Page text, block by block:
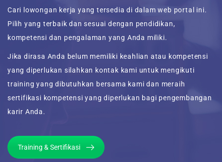
Cari lowongan kerja yang tersedia di dalam web portal ini.
Pilih yang terbaik dan sesuai dengan pendidikan,
kompetensi dan pengalaman yang Anda miliki.
Jika dirasa Anda belum memiliki keahlian atau kompetensi
yang diperlukan silahkan kontak kami untuk mengikuti
training yang dibutuhkan bersama kami dan meraih
sertifikasi kompetensi yang diperlukan bagi pengembangan
karir Anda.
Training & Sertifikasi